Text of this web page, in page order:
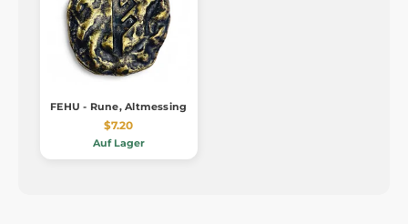
FEHU - Rune, Altmessing
$7.20
Auf Lager